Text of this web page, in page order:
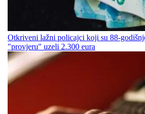
Otkriveni lažni policajci koji su 88-
"provjeru" uzeli 2.300 eura